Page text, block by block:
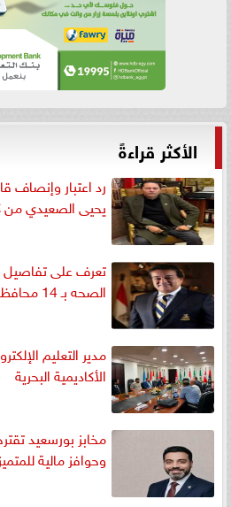
الأكثر قراءةً
رد اعتبار وإنصاف
يحيى الصعيدي من
تعرف على تفاصيل
الصحه بـ 14 محافظه
مدير التعليم
الأكاديمية البحرية
مخابز بورسعيد
وحوافز مالية